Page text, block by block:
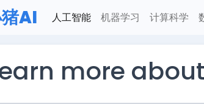
AI 人工智能 机器学习 计算科学
more